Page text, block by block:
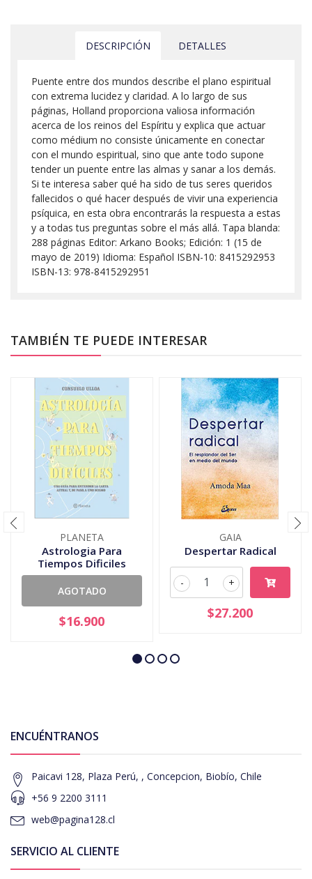
DESCRIPCIÓN DETALLES
Puente entre dos mundos describe el plano espiritual
con extrema lucidez y claridad. A lo largo de sus
páginas, Holland proporciona valiosa información
acerca de los reinos del Espíritu y explica que actuar
como médium no consiste únicamente en conectar
con el mundo espiritual, sino que ante todo supone
tender un puente entre las almas y sanar a los demás.
Si te interesa saber qué ha sido de tus seres queridos
fallecidos o qué hacer después de vivir una experiencia
psíquica, en esta obra encontrarás la respuesta a estas
y a todas tus preguntas sobre el más allá. Tapa blanda:
288 páginas Editor: Arkano Books; Edición: 1 (15 de
mayo de 2019) Idioma: Español ISBN-10: 8415292953
ISBN-13: 978-8415292951
TAMBIÉN TE PUEDE INTERESAR
PLANETA
Astrologia Para
Tiempos Dificiles
AGOTADO
$16.900
GAIA
Despertar Radical
+
-
$27.200
ENCUÉNTRANOS
Paicavi 128, Plaza Perú, , Concepcion, Biobío, Chile
+56 9 2200 3111
web@pagina128.cl
SERVICIO AL CLIENTE